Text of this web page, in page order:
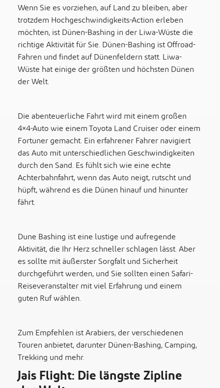
Wenn Sie es vorziehen, auf Land zu bleiben, aber
trotzdem Hochgeschwindigkeits-Action erleben
möchten, ist Dünen-Bashing in der Liwa-Wüste die
richtige Aktivität für Sie. Dünen-Bashing ist Offroad-
Fahren und findet auf Dünenfeldern statt. Liwa-
Wüste hat einige der größten und höchsten Dünen
der Welt.
Die abenteuerliche Fahrt wird mit einem großen
4×4-Auto wie einem Toyota Land Cruiser oder einem
Fortuner gemacht. Ein erfahrener Fahrer navigiert
das Auto mit unterschiedlichen Geschwindigkeiten
durch den Sand. Es fühlt sich wie eine echte
Achterbahnfahrt, wenn das Auto neigt, rutscht und
hüpft, während es die Dünen hinauf und hinunter
fährt.
Dune Bashing ist eine lustige und aufregende
Aktivität, die Ihr Herz schneller schlagen lässt. Aber
es sollte mit äußerster Sorgfalt und Sicherheit
durchgeführt werden, und Sie sollten einen Safari-
Reiseveranstalter mit viel Erfahrung und einem
guten Ruf wählen.
Zum Empfehlen ist Arabiers, der verschiedenen
Touren anbietet, darunter Dünen-Bashing, Camping,
Trekking und mehr.
Jais Flight: Die längste Zipline